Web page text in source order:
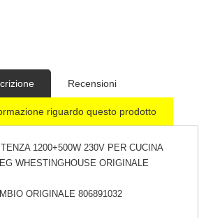
Recensioni
riguardo questo prodotto
1200+500W 230V PER CUCINA
WHESTINGHOUSE ORIGINALE
ORIGINALE 806891032